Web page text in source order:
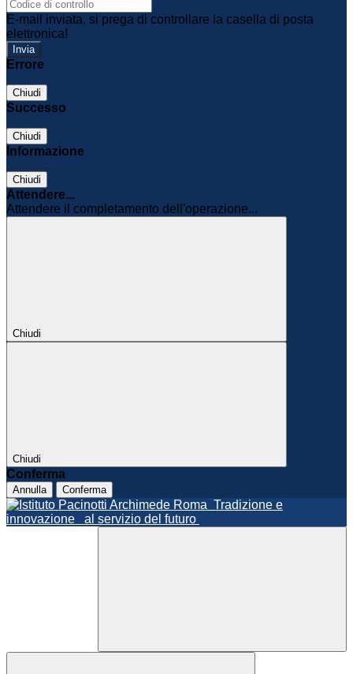
E-mail inviata, si prega di controllare la casella di posta
elettronica!
Errore
Chiudi
Successo
Chiudi
Informazione
Chiudi
Attendere...
Attendere il completamento dell'operazione...
Chiudi
Chiudi
Conferma
Annulla Conferma
Roma Tradizione e
innovazione
al servizio del futuro